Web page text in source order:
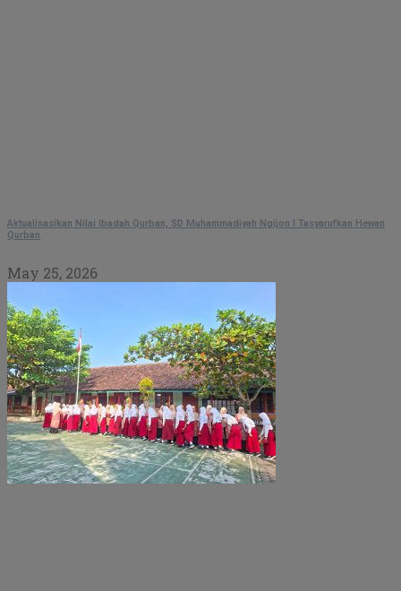
Aktualisasikan Nilai Ibadah Qurban, SD Muhammadiyah Ngijon I Tasyarufkan Hewan
Qurban
May 25, 2026